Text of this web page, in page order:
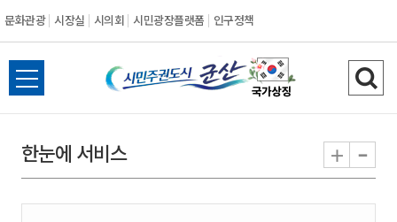
문화관광 시장실 시의회 시민광장플랫폼 인구정책
시
민
권
전
체
뉴
열
검
색
기
한눈에 서비스 + -